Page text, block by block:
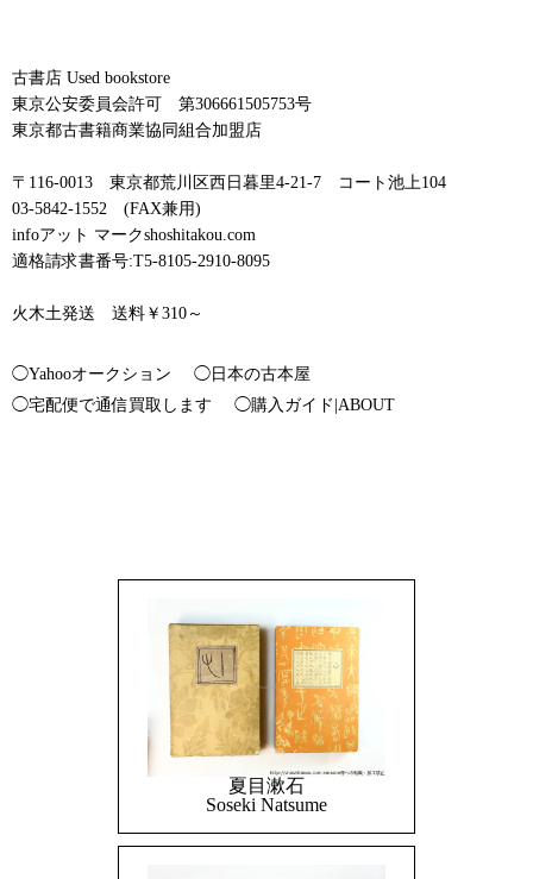
古書店 Used bookstore
東京公安委員会許可 第306661505753号
東京都古書籍商業協同組合加盟店
〒116-0013 東京都荒川区西日暮里4-21-7 コート池上104
03-5842-1552 (FAX兼用)
infoアット マークshoshitakou.com
適格請求書番号:T5-8105-2910-8095
火木土発送 送料￥310～
◯Yahooオークション
◯日本の古本屋
◯宅配便で通信買取します
◯購入ガイド|ABOUT
夏目漱石
Soseki Natsume